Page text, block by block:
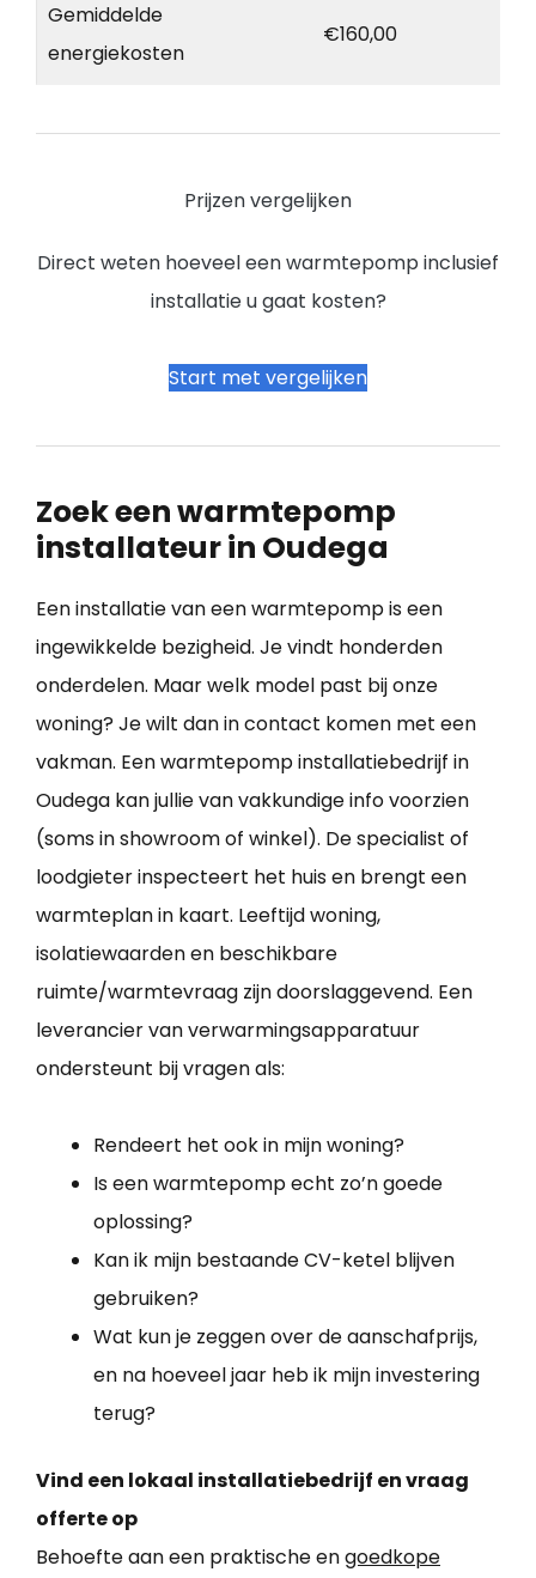
Gemiddelde
energiekosten
€160,00
Prijzen vergelijken
Direct weten hoeveel een warmtepomp inclusief
installatie u gaat kosten?
Start met vergelijken
Zoek een warmtepomp
installateur in Oudega
Een installatie van een warmtepomp is een
ingewikkelde bezigheid. Je vindt honderden
onderdelen. Maar welk model past bij onze
woning? Je wilt dan in contact komen met een
vakman. Een warmtepomp installatiebedrijf in
Oudega kan jullie van vakkundige info voorzien
(soms in showroom of winkel). De specialist of
loodgieter inspecteert het huis en brengt een
warmteplan in kaart. Leeftijd woning,
isolatiewaarden en beschikbare
ruimte/warmtevraag zijn doorslaggevend. Een
leverancier van verwarmingsapparatuur
ondersteunt bij vragen als:
Rendeert het ook in mijn woning?
Is een warmtepomp echt zo’n goede
oplossing?
Kan ik mijn bestaande CV-ketel blijven
gebruiken?
Wat kun je zeggen over de aanschafprijs,
en na hoeveel jaar heb ik mijn investering
terug?
Vind een lokaal installatiebedrijf en vraag
offerte op
Behoefte aan een praktische engoedkope